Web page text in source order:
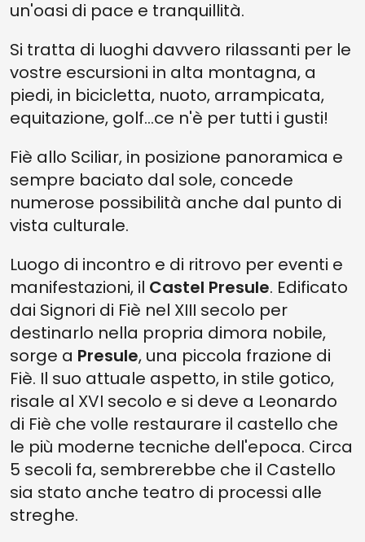
un'oasi di pace e tranquillità.
Si tratta di luoghi davvero rilassanti per le
vostre escursioni in alta montagna, a
piedi, in bicicletta, nuoto, arrampicata,
equitazione, golf...ce n'è per tutti i gusti!
Fiè allo Sciliar, in posizione panoramica e
sempre baciato dal sole, concede
numerose possibilità anche dal punto di
vista culturale.
Luogo di incontro e di ritrovo per eventi e
manifestazioni, il Castel Presule. Edificato
dai Signori di Fiè nel XIII secolo per
destinarlo nella propria dimora nobile,
sorge a Presule, una piccola frazione di
Fiè. Il suo attuale aspetto, in stile gotico,
risale al XVI secolo e si deve a Leonardo
di Fiè che volle restaurare il castello che
le più moderne tecniche dell'epoca. Circa
5 secoli fa, sembrerebbe che il Castello
sia stato anche teatro di processi alle
streghe.